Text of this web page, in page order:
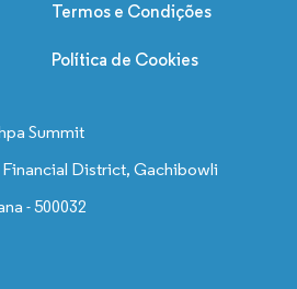
Termos e Condições
Política de Cookies
Summit
Financial District, Gachibowli
- 500032